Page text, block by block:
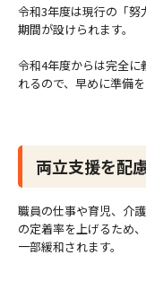
令和3年度は現行の「努
期間が設けられます。
令和4年度からは完全に
れるので、早めに準備を
両立支援を配
職員の仕事や育児、介
の定着率を上げるため
一部緩和されます。